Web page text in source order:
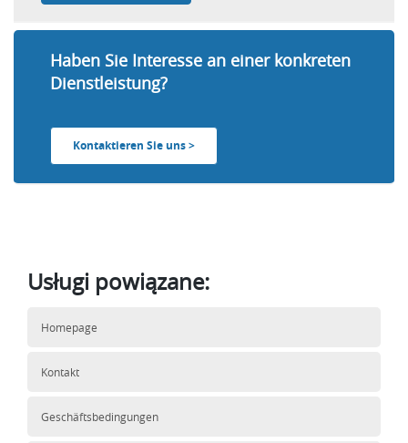
Usługi powiązane:
Homepage
Kontakt
Geschäftsbedingungen
Haben Sie Interesse an einer konkreten
Dienstleistung?
Kontaktieren Sie uns >